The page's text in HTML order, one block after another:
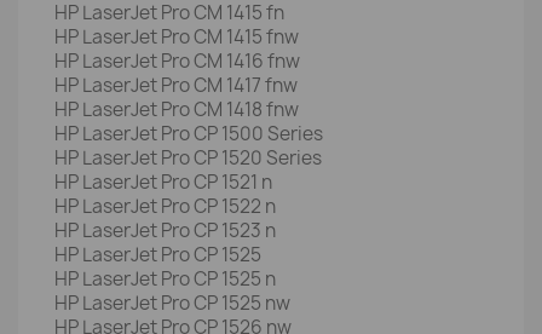
HP LaserJet Pro CM 1415 fn
HP LaserJet Pro CM 1415 fnw
HP LaserJet Pro CM 1416 fnw
HP LaserJet Pro CM 1417 fnw
HP LaserJet Pro CM 1418 fnw
HP LaserJet Pro CP 1500 Series
HP LaserJet Pro CP 1520 Series
HP LaserJet Pro CP 1521 n
HP LaserJet Pro CP 1522 n
HP LaserJet Pro CP 1523 n
HP LaserJet Pro CP 1525
HP LaserJet Pro CP 1525 n
HP LaserJet Pro CP 1525 nw
HP LaserJet Pro CP 1526 nw